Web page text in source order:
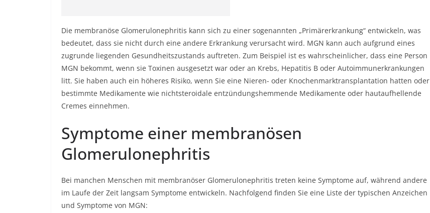
Die membranöse Glomerulonephritis kann sich zu einer sogenannten „Primärerkrankung“ entwickeln, was
bedeutet, dass sie nicht durch eine andere Erkrankung verursacht wird. MGN kann auch aufgrund eines
zugrunde liegenden Gesundheitszustands auftreten. Zum Beispiel ist es wahrscheinlicher, dass eine Person
MGN bekommt, wenn sie Toxinen ausgesetzt war oder an Krebs, Hepatitis B oder Autoimmunerkrankungen
litt. Sie haben auch ein höheres Risiko, wenn Sie eine Nieren- oder Knochenmarktransplantation hatten oder
bestimmte Medikamente wie nichtsteroidale entzündungshemmende Medikamente oder hautaufhellende
Cremes einnehmen.
Symptome einer membranösen
Glomerulonephritis
Bei manchen Menschen mit membranöser Glomerulonephritis treten keine Symptome auf, während andere
im Laufe der Zeit langsam Symptome entwickeln. Nachfolgend finden Sie eine Liste der typischen Anzeichen
und Symptome von MGN: